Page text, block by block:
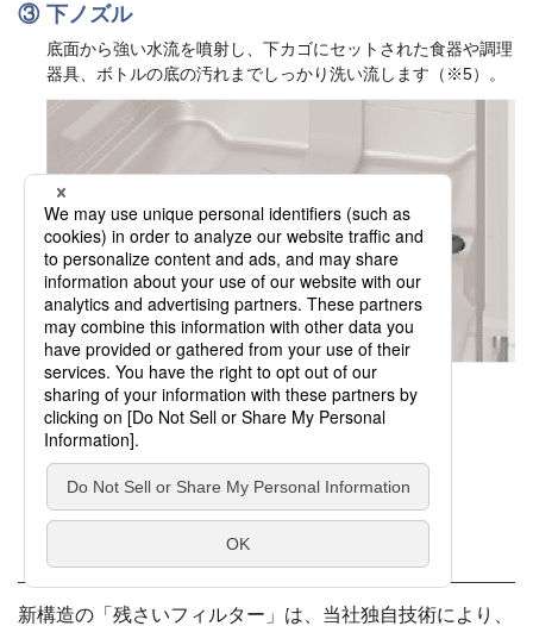
下ノズル
底面から強い水流を噴射し、下カゴにセットされた食器や調理
器具、ボトルの底の汚れまでしっかり洗い流します（※5）。
（上記画像はいずれも説明用にカゴを
取りはずしたイメージです）
予洗い不要
。
パナソニック独自の
「3層構造 残さいフィルター」
新構造の「残さいフィルター」は、当社独自技術により、